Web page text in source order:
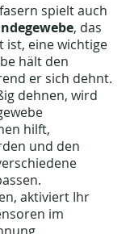
spielt auch
, das
ist, eine wichtige
hält den
er sich dehnt.
dehnen, wird
hilft,
und den
aktiviert Ihr
im